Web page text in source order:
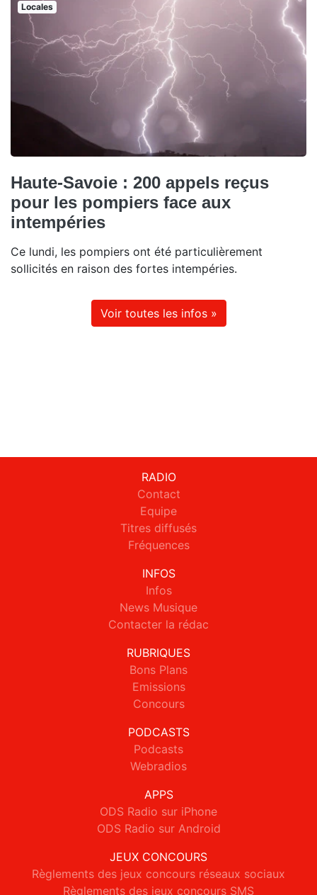
Locales
Haute-Savoie : 200 appels reçus
pour les pompiers face aux
intempéries
Ce lundi, les pompiers ont été particulièrement
sollicités en raison des fortes intempéries.
Voir toutes les infos »
RADIO
Contact
Equipe
Titres diffusés
Fréquences
INFOS
Infos
News Musique
Contacter la rédac
RUBRIQUES
Bons Plans
Emissions
Concours
PODCASTS
Podcasts
Webradios
APPS
ODS Radio sur iPhone
ODS Radio sur Android
JEUX CONCOURS
Règlements des jeux concours réseaux sociaux
Règlements des jeux concours SMS